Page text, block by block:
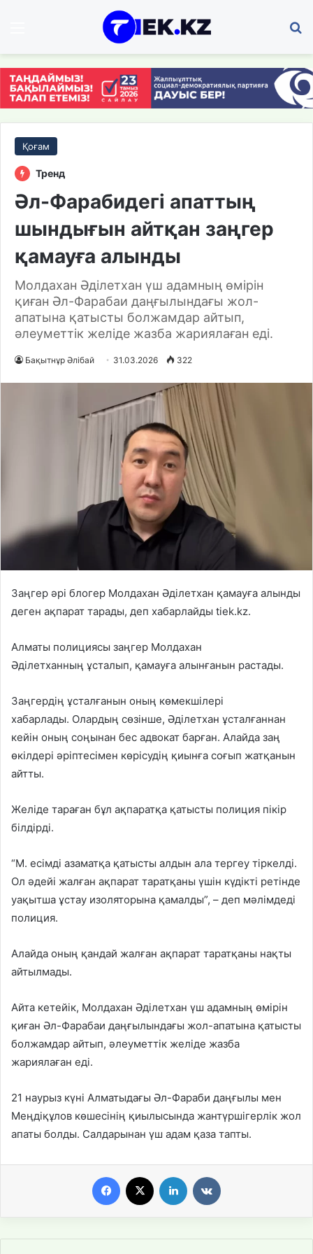
Қоғам
Тренд
Әл-Фарабидегі апаттың
шындығын айтқан заңгер
қамауға алынды
Молдахан Әділетхан үш адамның өмірін
қиған Әл-Фарабаи даңғылындағы жол-
апатына қатысты болжамдар айтып,
әлеуметтік желіде жазба жариялаған еді.
Бақытнұр Әлібай 31.03.2026 322
Заңгер әрі блогер Молдахан Әділетхан қамауға алынды
деген ақпарат тарады, деп хабарлайды tiek.kz.
Алматы полициясы заңгер Молдахан
Әділетханның ұсталып, қамауға алынғанын растады.
Заңгердің ұсталғанын оның көмекшілері
хабарлады. Олардың сөзінше, Әділетхан ұсталғаннан
кейін оның соңынан бес адвокат барған. Алайда заң
өкілдері әріптесімен көрісудің қиынға соғып жатқанын
айтты.
Желіде тараған бұл ақпаратқа қатысты полиция пікір
білдірді.
“М. есімді азаматқа қатысты алдын ала тергеу тіркелді.
Ол әдейі жалған ақпарат таратқаны үшін күдікті ретінде
уақытша ұстау изоляторына қамалды”, – деп мәлімдеді
полиция.
Алайда оның қандай жалған ақпарат таратқаны нақты
айтылмады.
Айта кетейік, Молдахан Әділетхан үш адамның өмірін
қиған Әл-Фарабаи даңғылындағы жол-апатына қатысты
болжамдар айтып, әлеуметтік желіде жазба
жариялаған еді.
21 наурыз күні Алматыдағы Әл-Фараби даңғылы мен
Меңдіқұлов көшесінің қиылысында жантүршігерлік жол
апаты болды. Салдарынан үш адам қаза тапты.